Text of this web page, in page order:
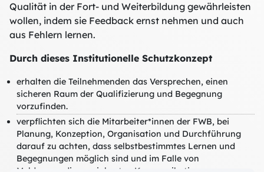
Qualität in der Fort- und Weiterbildung gewährleisten
wollen, indem sie Feedback ernst nehmen und auch
aus Fehlern lernen.
Durch dieses Institutionelle Schutzkonzept
erhalten die Teilnehmenden das Versprechen, einen
sicheren Raum der Qualifizierung und Begegnung
vorzufinden.
verpflichten sich die Mitarbeiter*innen der FWB, bei
Planung, Konzeption, Organisation und Durchführung
darauf zu achten, dass selbstbestimmtes Lernen und
Begegnungen möglich sind und im Falle von